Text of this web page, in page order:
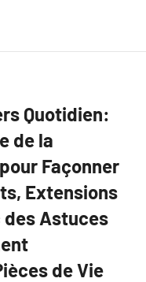
Quotidien:
de la
Façonner
Extensions
des Astuces
de Vie